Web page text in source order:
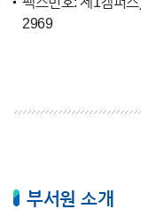
2969
부서원 소개